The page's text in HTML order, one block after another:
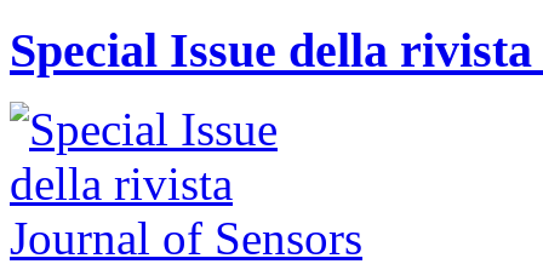
Special Issue della